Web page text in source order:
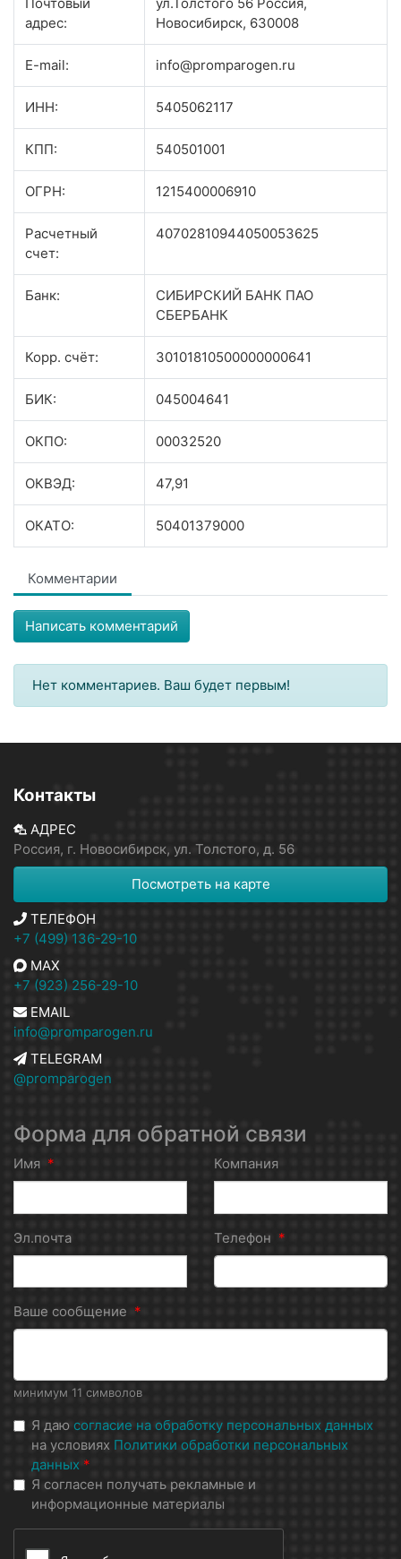
адрес:
Новосибирск, 630008
E-mail: info@promparogen.ru
ИНН: 5405062117
КПП: 540501001
ОГРН: 1215400006910
Расчетный
счет:
40702810944050053625
Банк:
СИБИРСКИЙ БАНК ПАО
СБЕРБАНК
Корр. счёт: 30101810500000000641
БИК: 045004641
ОКПО: 00032520
ОКВЭД: 47,91
ОКАТО: 50401379000
Комментарии
Написать комментарий
Нет комментариев. Ваш будет первым!
Контакты
АДРЕС
Россия, г. Новосибирск, ул. Толстого, д. 56
Посмотреть на карте
ТЕЛЕФОН
+7 (499) 136-29-10
MAX
+7 (923) 256-29-10
EMAIL
info@promparogen.ru
TELEGRAM
@promparogen
Форма для обратной связи
Имя * Компания
Эл.почта Телефон *
Ваше сообщение *
минимум 11 символов
Я даю согласие на обработку персональных данных
на условиях Политики обработки персональных
данных *
Я согласен получать рекламные и
информационные материалы